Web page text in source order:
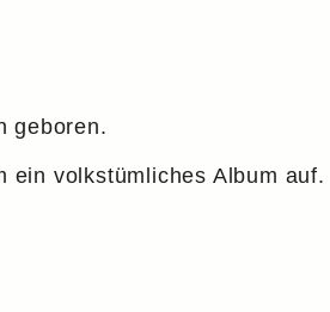
geboren.
ein volkstümliches Album auf.